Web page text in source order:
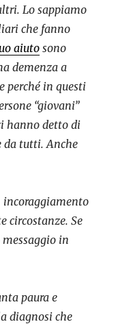
Lo sappiamo
che fanno
aiuto sono
demenza a
perché in questi
“giovani”
hanno detto di
da tutti. Anche
incoraggiamento
circostanze. Se
in
paura e
diagnosi che